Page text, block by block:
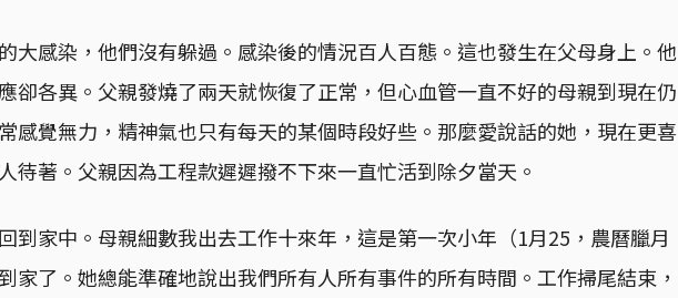
大感染，他們沒有躲過。感染後的情況百人百態。這也發生在父母身上。他
卻各異。父親發燒了兩天就恢復了正常，但心血管一直不好的母親到現在仍
感覺無力，精神氣也只有每天的某個時段好些。那麼愛說話的她，現在更喜
待著。父親因為工程款遲遲撥不下來一直忙活到除夕當天。
到家中。母親細數我出去工作十來年，這是第一次小年（1月25，農曆臘月
家了。她總能準確地說出我們所有人所有事件的所有時間。工作掃尾結束，